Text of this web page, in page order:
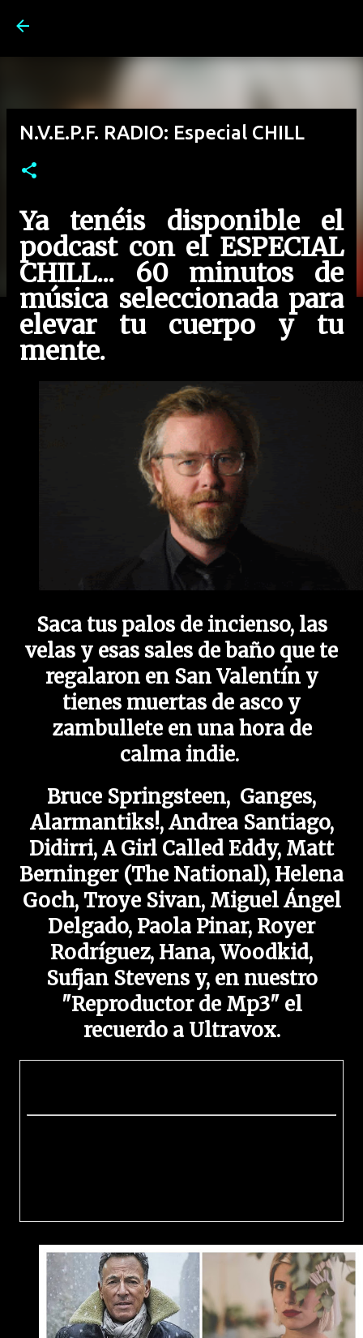
N.V.E.P.F. RADIO: Especial CHILL
Ya tenéis disponible el
podcast con el ESPECIAL
CHILL... 60 minutos de
música seleccionada para
elevar tu cuerpo y tu
mente.
Saca tus palos de incienso, las
velas y esas sales de baño que te
regalaron en San Valentín y
tienes muertas de asco y
zambullete en una hora de
calma indie.
Bruce Springsteen, Ganges,
Alarmantiks!, Andrea Santiago,
Didirri, A Girl Called Eddy, Matt
Berninger (The National), Helena
Goch, Troye Sivan, Miguel Ángel
Delgado, Paola Pinar, Royer
Rodríguez, Hana, Woodkid,
Sufjan Stevens y, en nuestro
"Reproductor de Mp3" el
recuerdo a Ultravox.